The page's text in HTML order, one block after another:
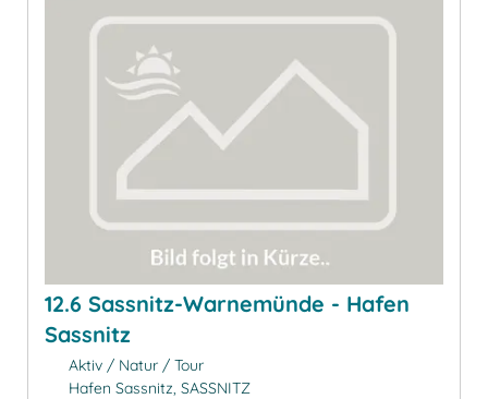
12.6 Sassnitz-Warnemünde - Hafen
Sassnitz
Aktiv / Natur / Tour
Hafen Sassnitz, SASSNITZ